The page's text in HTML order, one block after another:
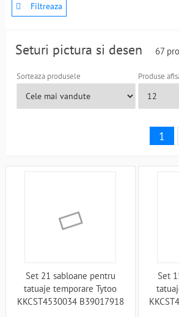
Filtreaza
Seturi pictura si desen 67
Sorteaza produsele Produse
1
Set 21 sabloane pentru
tatuaje temporare Tytoo
KKCST4530034 B39017918
Set